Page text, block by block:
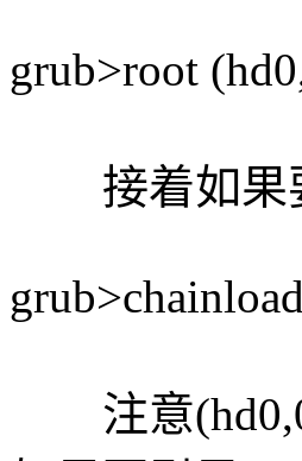
grub>root
接着如果要
注意